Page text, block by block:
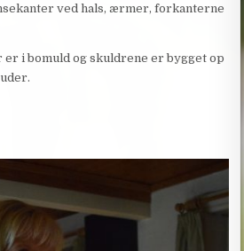
ved hals, ærmer, forkanterne
i bomuld og skuldrene er bygget op